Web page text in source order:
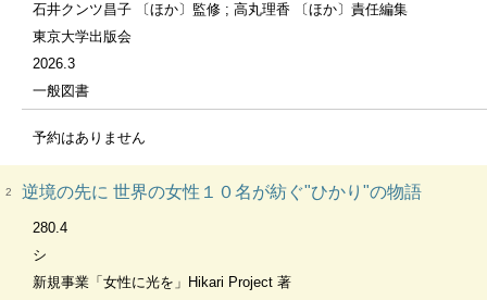
石井クンツ昌子 〔ほか〕監修 ; 高丸理香 〔ほか〕責任編集
東京大学出版会
2026.3
一般図書
予約はありません
2 逆境の先に 世界の女性１０名が紡ぐ"ひかり"の物語
280.4
シ
新規事業「女性に光を」Hikari Project 著